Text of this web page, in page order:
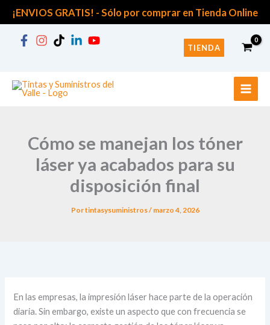
contenido
¡ENVIOS GRATIS! - Sólo por comprar en Tienda Online
TIENDA
Cómo se manejan los tóner
láser ya acabados para su
disposición final
Portintasysuministros/ marzo 4, 2026
En las empresas, la impresión láser hace parte de la operación
diaria. Sin embargo, existe un aspecto que con frecuencia se
u
o